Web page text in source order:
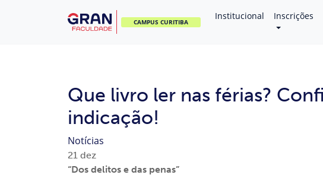
CAMPUS CURITIBA
Institucional Inscrições
Que livro ler nas férias?
indicação!
Notícias
21 dez
“Dos delitos e das penas”